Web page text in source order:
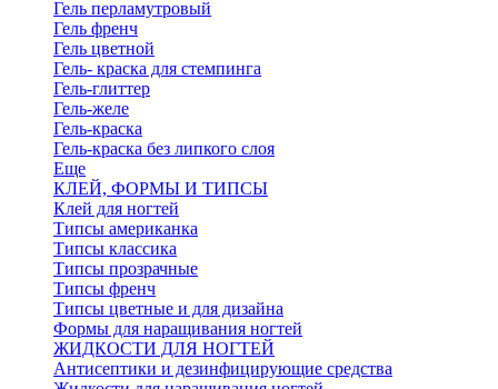
Гель перламутровый
Гель френч
Гель цветной
Гель- краска для стемпинга
Гель-глиттер
Гель-желе
Гель-краска
Гель-краска без липкого слоя
Еще
КЛЕЙ, ФОРМЫ И ТИПСЫ
Клей для ногтей
Типсы американка
Типсы классика
Типсы прозрачные
Типсы френч
Типсы цветные и для дизайна
Формы для наращивания ногтей
ЖИДКОСТИ ДЛЯ НОГТЕЙ
Антисептики и дезинфицирующие средства